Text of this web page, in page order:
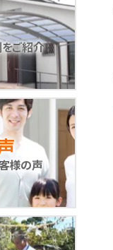
ご紹介
様の声